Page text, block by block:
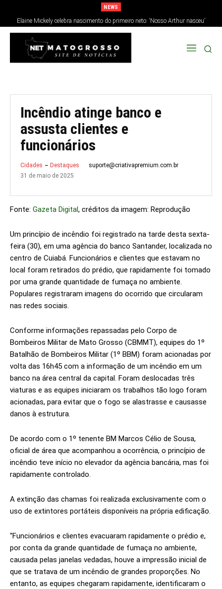
NEWS
Elaine Mickely celebra nascimento do primeiro neto: ‘Nosso Arthur nasceu’
Incêndio atinge banco e
assusta clientes e
funcionários
Cidades Destaques
suporte@criativapremium.com.br
31 de maio de 2025
Fonte: Gazeta Digital, créditos da imagem: Reprodução
Um princípio de incêndio foi registrado na tarde desta sexta-
feira (30), em uma agência do banco Santander, localizada no
centro de Cuiabá. Funcionários e clientes que estavam no
local foram retirados do prédio, que rapidamente foi tomado
por uma grande quantidade de fumaça no ambiente.
Populares registraram imagens do ocorrido que circularam
nas redes sociais.
Conforme informações repassadas pelo Corpo de
Bombeiros Militar de Mato Grosso (CBMMT), equipes do 1º
Batalhão de Bombeiros Militar (1º BBM) foram acionadas por
volta das 16h45 com a informação de um incêndio em um
banco na área central da capital. Foram deslocadas três
viaturas e as equipes iniciaram os trabalhos tão logo foram
acionadas, para evitar que o fogo se alastrasse e causasse
danos à estrutura.
De acordo com o 1º tenente BM Marcos Célio de Sousa,
oficial de área que acompanhou a ocorrência, o princípio de
incêndio teve início no elevador da agência bancária, mas foi
rapidamente controlado.
A extinção das chamas foi realizada exclusivamente com o
uso de extintores portáteis disponíveis na própria edificação.
“Funcionários e clientes evacuaram rapidamente o prédio e,
por conta da grande quantidade de fumaça no ambiente,
causada pelas janelas vedadas, houve a impressão inicial de
que se tratava de um incêndio de grandes proporções. No
entanto, as equipes chegaram rapidamente, identificaram o